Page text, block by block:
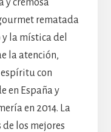
y cremosa
rematada
la mística del
la atención,
con
en España y
en 2014. La
los mejores